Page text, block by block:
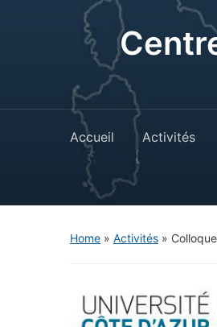
Accueil Activités
Home » Activités »